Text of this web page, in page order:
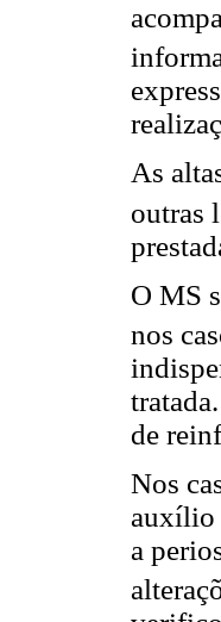
As
outras
O MS
nos
de
Nos
auxílio
a